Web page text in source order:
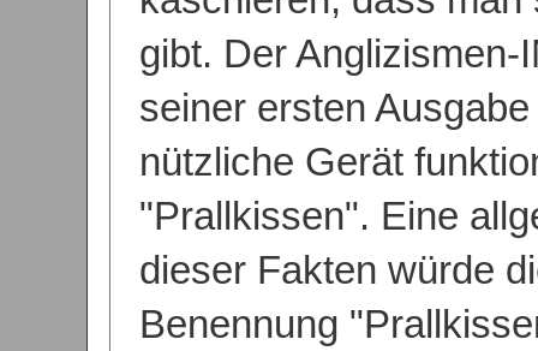
gibt. Der
seiner ersten
nützliche Gerät
"Prallkissen". Eine
dieser Fakten würde
Benennung